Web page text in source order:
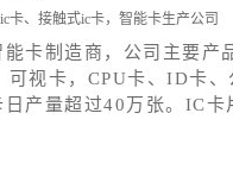
卡、接触式ic卡，智能卡生产公司
卡制造商，公司主要产
可视卡，CPU卡、ID卡
产量超过40万张。IC卡